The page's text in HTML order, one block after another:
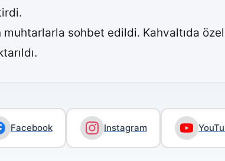
muhtarlarla sohbet edildi. Kahvaltıda
Facebook Instagram